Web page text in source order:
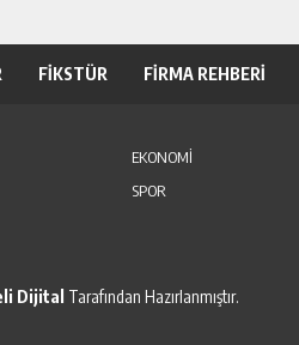
FİKSTÜR FİRMA REHBERİ
EKONOMİ
SPOR
Dijital Tarafından Hazırlanmıştır.